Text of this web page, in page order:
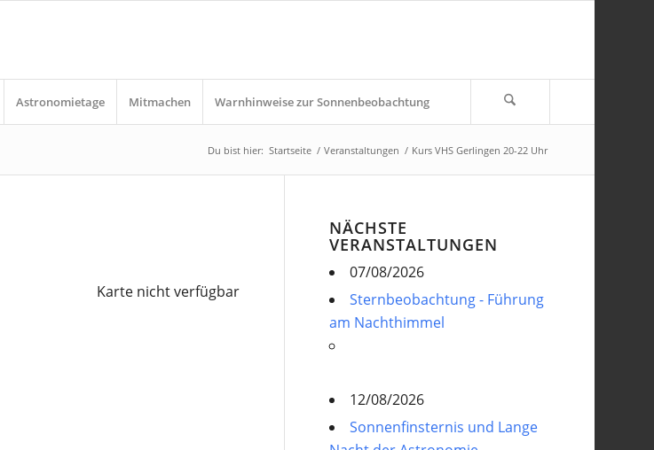
Astronomietage Mitmachen Warnhinweise zur Sonnenbeobachtung
Du bist hier: Startseite / Veranstaltungen / Kurs VHS Gerlingen 20-22 Uhr
Karte nicht verfügbar
NÄCHSTE
VERANSTALTUNGEN
07/08/2026
Sternbeobachtung - Führung
am Nachthimmel
12/08/2026
Sonnenfinsternis und Lange